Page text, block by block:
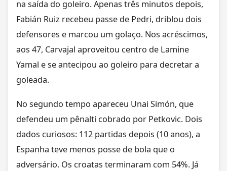
na saída do goleiro. Apenas três minutos depois,
Fabián Ruiz recebeu passe de Pedri, driblou dois
defensores e marcou um golaço. Nos acréscimos,
aos 47, Carvajal aproveitou centro de Lamine
Yamal e se antecipou ao goleiro para decretar a
goleada.
No segundo tempo apareceu Unai Simón, que
defendeu um pênalti cobrado por Petkovic. Dois
dados curiosos: 112 partidas depois (10 anos), a
Espanha teve menos posse de bola que o
adversário. Os croatas terminaram com 54%. Já